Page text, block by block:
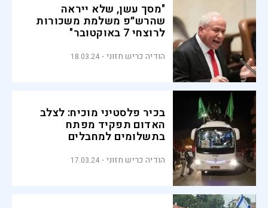
"מסך עשן, שלא ייראה
שהרש״פ משלמת משכורות
לרוצחי 7 באוקטובר"
הודיה כריש חזוני 18.03.24
בכיר פלסטיני מוכיח: לצלב
האדום תפקיד מפתח
בתשלומים למחבלים
הודיה כריש חזוני 17.03.24